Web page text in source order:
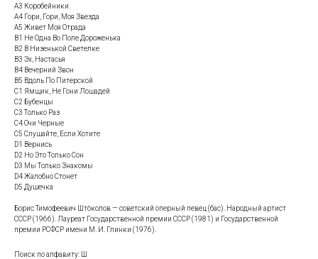
A3 Коробейники.
A4 Гори, Гори, Моя Звезда
A5 Живет Моя Отрада
B1 Не Одна Во Поле Дороженька
B2 В Низенькой Светелке
B3 Эх, Настасья
B4 Вечерний Звон
B5 Вдоль По Питерской
C1 Ямщик, Не Гони Лошадей
C2 Бубенцы
C3 Только Раз
C4 Очи Черные
C5 Слушайте, Если Хотите
D1 Вернись
D2 Но Это Только Сон
D3 Мы Только Знакомы
D4 Жалобно Стонет
D5 Душечка
Борис Тимофеевич Што́колов — советский оперный певец (бас). Народный артист
СССР (1966). Лауреат Государственной премии СССР (1981) и Государственной
премии РСФСР имени М. И. Глинки (1976).
Поиск по алфавиту: Ш